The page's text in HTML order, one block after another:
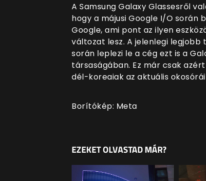
A Samsung Galaxy Glassesről
hogy a májusi Google I/O során
Google, ami pont az ilyen
változat lesz. A jelenlegi legjobb
során leplezi le a cég ezt is a
társaságában. Ez már csak
dél-koreaiak az aktuális
Borítókép: Meta
EZEKET OLVASTAD MÁR?